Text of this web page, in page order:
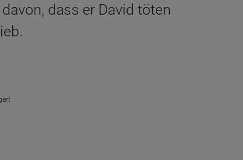
dass er David töten